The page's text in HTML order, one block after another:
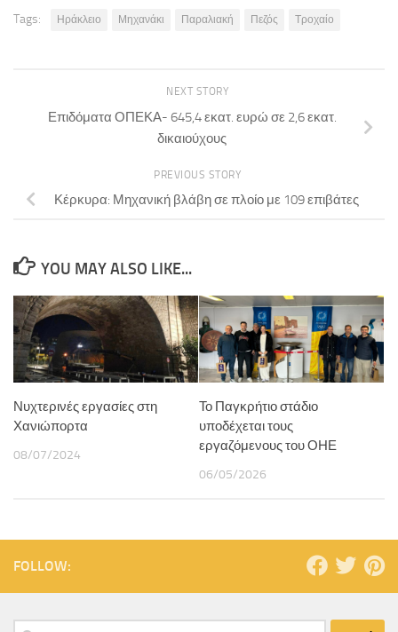
Tags: Ηράκλειο Μηχανάκι Παραλιακή Πεζός Τροχαίο
NEXT STORY
Επιδόματα ΟΠΕΚΑ- 645,4 εκατ. ευρώ σε 2,6 εκατ.
δικαιούχους
PREVIOUS STORY
Κέρκυρα: Μηχανική βλάβη σε πλοίο με 109 επιβάτες
YOU MAY ALSO LIKE...
Νυχτερινές εργασίες στη
Χανιώπορτα
08/07/2024
Το Παγκρήτιο στάδιο
υποδέχεται τους
εργαζόμενους του ΟΗΕ
06/05/2026
FOLLOW: